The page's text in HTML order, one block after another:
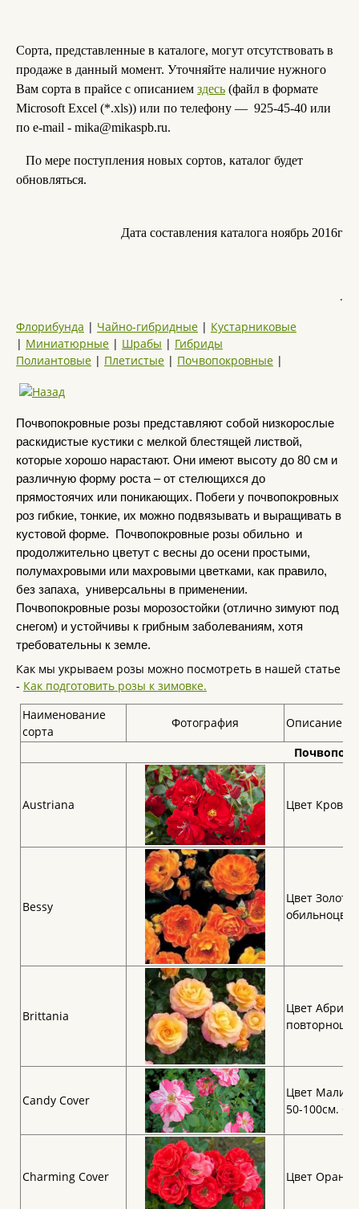
Сорта, представленные в каталоге, могут отсутствовать в
продаже в данный момент. Уточняйте наличие нужного
Вам сорта в прайсе с описанием здесь (файл в формате
Microsoft Excel (*.xls)) или по телефону — 925-45-40 или
по e-mail - mika@mikaspb.ru.
По мере поступления новых сортов, каталог будет
обновляться.
Дата составления каталога ноябрь 2016г
.
Флорибунда | Чайно-гибридные | Кустарниковые
| Миниатюрные | Шрабы | Гибриды
Полиантовые | Плетистые | Почвопокровные |
Почвопокровные розы представляют собой низкорослые
раскидистые кустики с мелкой блестящей листвой,
которые хорошо нарастают. Они имеют высоту до 80 см и
различную форму роста – от стелющихся до
прямостоячих или поникающих. Побеги у почвопокровных
роз гибкие, тонкие, их можно подвязывать и выращивать в
кустовой форме. Почвопокровные розы обильно и
продолжительно цветут с весны до осени простыми,
полумахровыми или махровыми цветками, как правило,
без запаха, универсальны в применении.
Почвопокровные розы морозостойки (отлично зимуют под
снегом) и устойчивы к грибным заболеваниям, хотя
требовательны к земле.
Как мы укрываем розы можно посмотреть в нашей статье
- Как подготовить розы к зимовке.
Наименование
сорта
Фотография
Описание
Austriana Цвет
Bessy
Цвет
Brittania
Цвет
Candy Cover
Цвет
50-100см.
Charming Cover Цвет